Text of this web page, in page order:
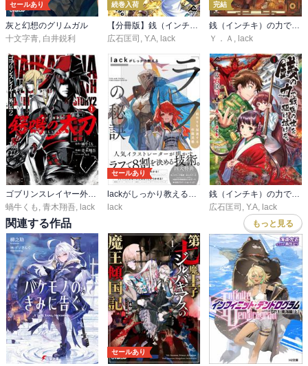
セールあり
灰と幻想のグリムガル
十文字青, 白井鋭利
続巻入荷
【分冊版】銭（インチキ）の力で、戦国の世を駆け抜ける。 第1話
広石匡司 , Y.A, lack
完結
銭（インチキ）の力で、戦国の世を駆け抜ける。
Ｙ．Ａ , lack
蝸牛くも 青木翔吾 lack
セールあり
lack
広石匡司 Y.A lack
関連する作品 もっと見る
セールあり